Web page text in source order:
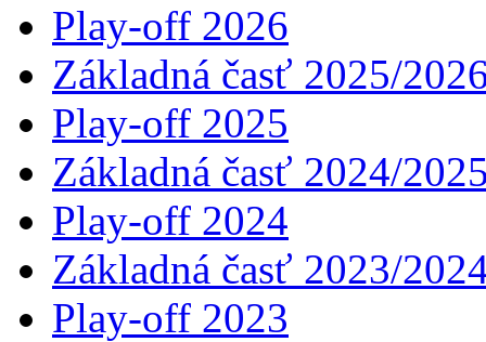
Play-off 2026
Základná časť 2025/
Play-off 2025
Základná časť 2024/
Play-off 2024
Základná časť 2023/
Play-off 2023